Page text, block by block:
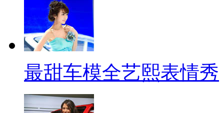
最甜车模全艺熙表情秀